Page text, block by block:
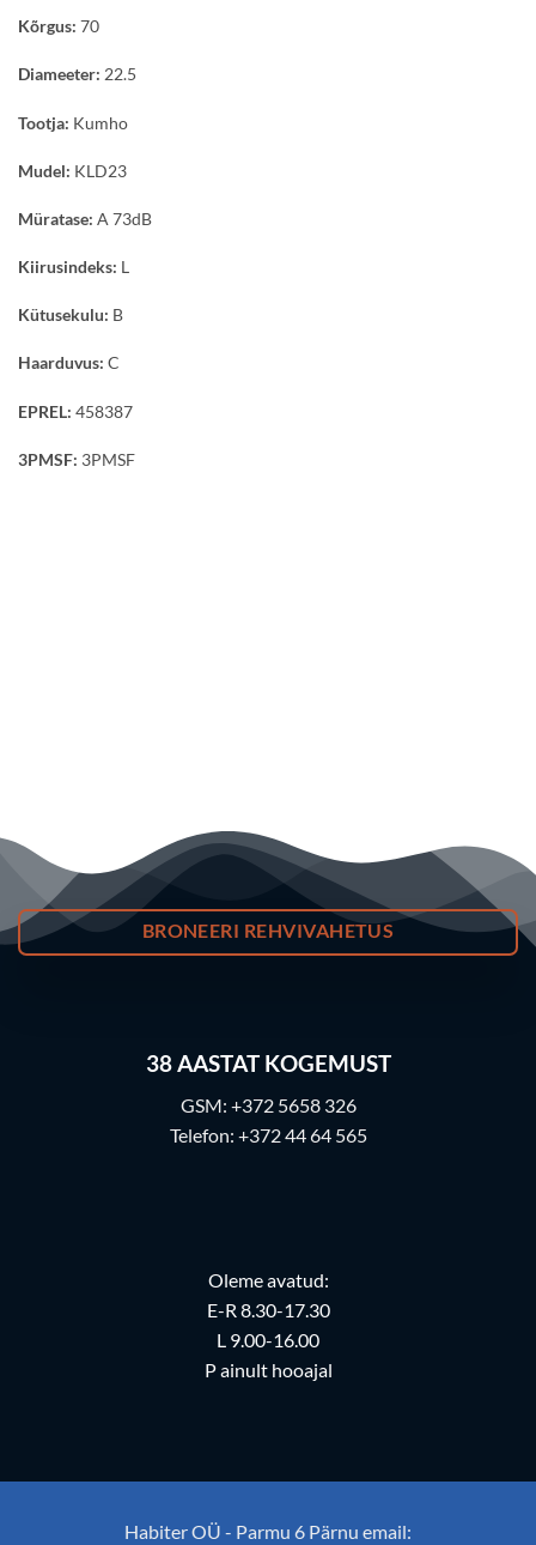
Kõrgus: 70
Diameeter: 22.5
Tootja: Kumho
Mudel: KLD23
Müratase: A 73dB
Kiirusindeks: L
Kütusekulu: B
Haarduvus: C
EPREL: 458387
3PMSF: 3PMSF
BRONEERI REHVIVAHETUS
38AASTAT KOGEMUST
GSM: +372 5658 326
Telefon: +372 44 64 565
Oleme avatud:
E-R 8.30-17.30
L 9.00-16.00
P ainult hooajal
Habiter OÜ - Parmu 6 Pärnu email: